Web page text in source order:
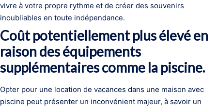
vivre à votre propre rythme et de créer des souvenirs
inoubliables en toute indépendance.
Coût potentiellement plus élevé en
raison des équipements
supplémentaires comme la piscine.
Opter pour une location de vacances dans une maison avec
piscine peut présenter un inconvénient majeur, à savoir un